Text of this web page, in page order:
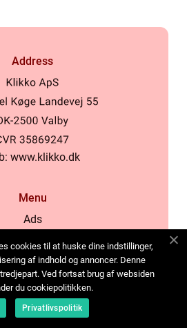
Address
www.klikko.dk
Menu
Ads
Cookies
Contact
Sitemap
cookies til at huske dine indstillinger,
af indhold og annoncer. Denne
Ved fortsat brug af websiden
du cookiepolitikken.
Privatlivspolitik